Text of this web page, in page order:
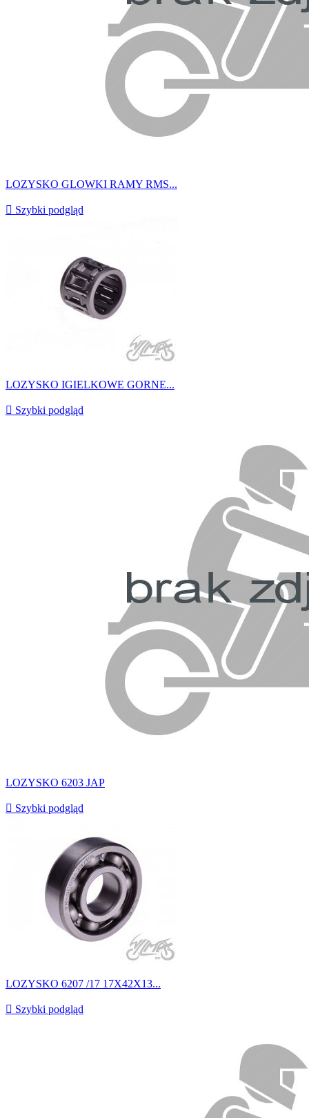
LOZYSKO GLOWKI RAMY RMS...
 Szybki podgląd
LOZYSKO IGIELKOWE GORNE...
 Szybki podgląd
LOZYSKO 6203 JAP
 Szybki podgląd
LOZYSKO 6207 /17 17X42X13...
 Szybki podgląd